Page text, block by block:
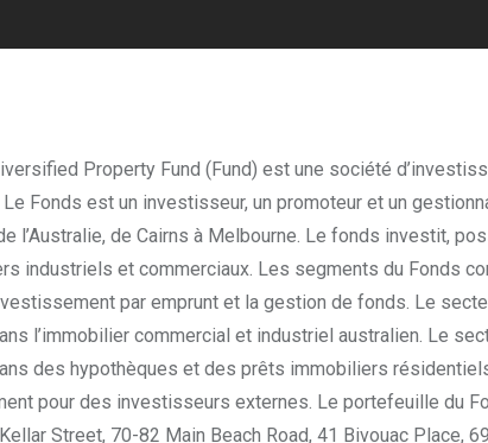
Property Fund (Fund) est une société
Fonds est un investisseur, un promoteur et un
l’Australie, de Cairns à Melbourne. Le fonds investit,
industriels et commerciaux. Les segments du Fonds
par emprunt et la gestion de fonds. Le
l’immobilier commercial et industriel australien. Le
des hypothèques et des prêts immobiliers
pour des investisseurs externes. Le portefeuille du
Street, 70-82 Main Beach Road, 41 Bivouac Place,